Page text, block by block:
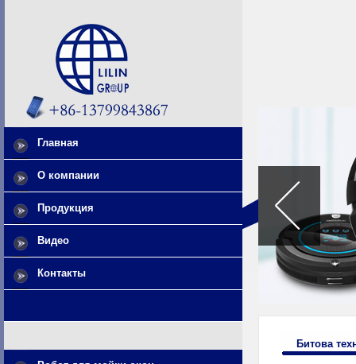
Главная
О компании
Продукция
Видео
Контакты
Битова